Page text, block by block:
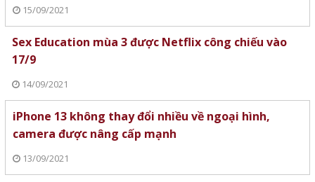
15/09/2021
Sex Education mùa 3 được Netflix công chiếu vào
17/9
14/09/2021
iPhone 13 không thay đổi nhiều về ngoại hình,
camera được nâng cấp mạnh
13/09/2021